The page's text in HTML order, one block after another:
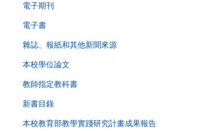
電子期刊
電子書
雜誌、報紙和其他新聞來源
本校學位論文
教師指定教科書
新書目錄
本校教育部教學實踐研究計畫成果報告